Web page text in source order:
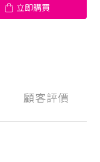
立即購買
顧客評價